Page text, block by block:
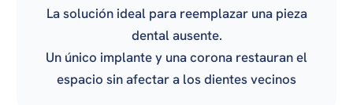
La solución ideal para reemplazar una pieza
dental ausente.
Un único implante y una corona restauran el
espacio sin afectar a los dientes vecinos